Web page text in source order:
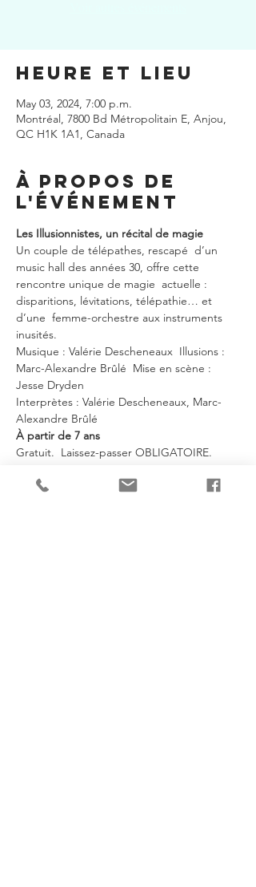
Heure et lieu
May 03, 2024, 7:00 p.m.
Montréal, 7800 Bd Métropolitain E, Anjou,
QC H1K 1A1, Canada
À propos de
l'événement
Les Illusionnistes, un récital de magie
Un couple de télépathes, rescapé  d’un
music hall des années 30, offre cette
rencontre unique de magie  actuelle :
disparitions, lévitations, télépathie… et
d’une  femme-orchestre aux instruments
inusités.
Musique : Valérie Descheneaux  Illusions :
Marc-Alexandre Brûlé  Mise en scène :
Jesse Dryden
Interprètes : Valérie Descheneaux, Marc-
Alexandre Brûlé
À partir de 7 ans
Gratuit.  Laissez-passer OBLIGATOIRE.
En lire plus >